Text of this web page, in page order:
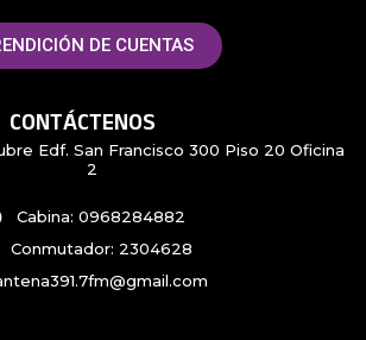
DE CUENTAS
CONTÁCTENOS
Edf. San Francisco 300 Piso 20 Oficina
2
Cabina: 0968284882
Conmutador: 2304628